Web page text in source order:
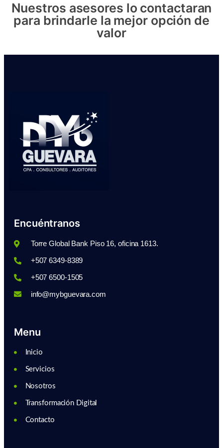
Nuestros asesores lo contactaran
para brindarle la mejor opción de
valor
Encuéntranos
Torre Global Bank Piso 16, oficina 1613.
+507 6349-8389
+507 6500-1505
info@mybguevara.com
Menu
Inicio
Servicios
Nosotros
Transformación Digital
Contacto